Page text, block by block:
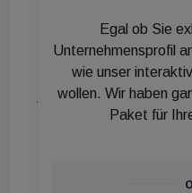
Holzheizungen ist
das Business mit
schon feurigere Jahre.
jämmerliche Zustand
Photovoltaikbranche,
Egal ob Sie
Unternehmensprofil
wie unser
wollen. Wir haben
Paket für